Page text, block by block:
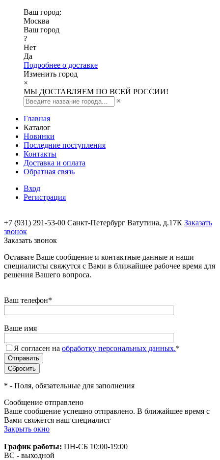
Ваш город:
Москва
Ваш город
?
Нет
Да
Подробнее о доставке
Изменить город
×
МЫ ДОСТАВЛЯЕМ ПО ВСЕЙ РОССИИ!
×
Главная
Каталог
Новинки
Последние поступления
Контакты
Доставка и оплата
Обратная связь
Вход
Регистрация
+7 (931) 291-53-00 Санкт-Петербург Ватутина, д.17К Заказать
звонок
Заказать звонок
Оставьте Ваше сообщение и контактные данные и наши
специалисты свяжутся с Вами в ближайшее рабочее время для
решения Вашего вопроса.
Ваш телефон*
Ваше имя
Я согласен на обработку персональных данных.*
* - Поля, обязательные для заполнения
Сообщение отправлено
Ваше сообщение успешно отправлено. В ближайшее время с
Вами свяжется наш специалист
Закрыть окно
График работы: ПН-СБ 10:00-19:00
ВС - выходной